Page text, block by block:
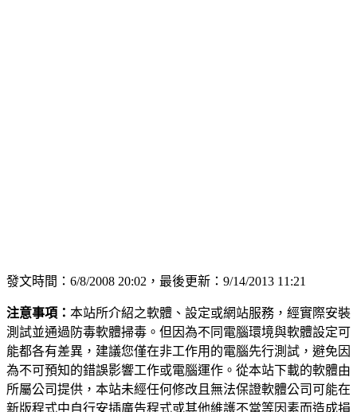
發文時間：6/8/2008 20:02，最後更新：9/14/2013 11:21
注意事項： 本站所介紹之軟體、設定或網站服務，經實際安裝
測試並通過防毒軟體掃毒。但因為不同電腦環境與軟體設定可
能都各有差異，建議您僅在非工作用的電腦先行測試，避免因
為不可預知的錯誤影響工作或電腦運作。從本站下載的軟體由
所屬公司提供，本站未經任何修改且無法保證軟體公司可能在
新版程式中自行安插廣告程式或其他維護不當等因素而造成損